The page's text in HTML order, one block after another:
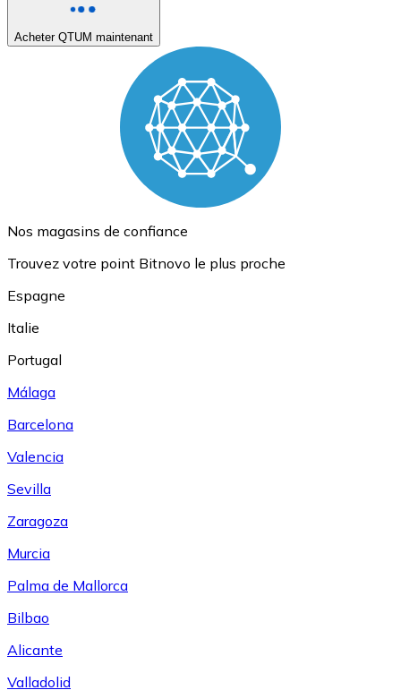
Acheter QTUM maintenant
Nos magasins de confiance
Trouvez votre point Bitnovo le plus proche
Espagne
Italie
Portugal
Málaga
Barcelona
Valencia
Sevilla
Zaragoza
Murcia
Palma de Mallorca
Bilbao
Alicante
Valladolid